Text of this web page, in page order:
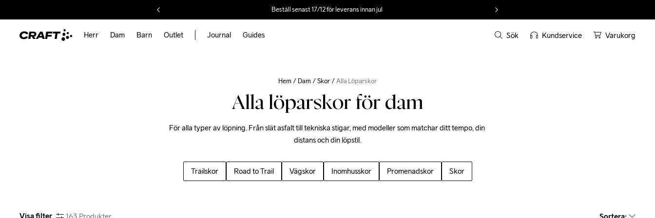
Beställ senast 17/12 för leverans innan jul
Herr Dam Barn Outlet Journal Guides Sök Kundservice Varukorg
Hem Dam Skor Alla Löparskor
Alla löparskor för dam
För alla typer av löpning. Från slät asfalt till tekniska stigar, med modeller som matchar ditt tempo, din
distans och din löpstil.
Trailskor Road to Trail Vägskor Inomhusskor Promenadskor Skor
Visa filter 163 Produkter Sortera: